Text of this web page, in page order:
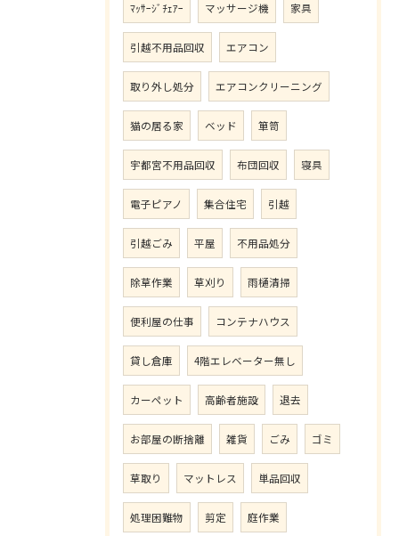
ﾏｯｻｰｼﾞﾁｪｱｰ マッサージ機 家具
引越不用品回収 エアコン
取り外し処分 エアコンクリーニング
猫の居る家 ベッド 箪笥
宇都宮不用品回収 布団回収 寝具
電子ピアノ 集合住宅 引越
引越ごみ 平屋 不用品処分
除草作業 草刈り 雨樋清掃
便利屋の仕事 コンテナハウス
貸し倉庫 4階エレベーター無し
カーペット 高齢者施設 退去
お部屋の断捨離 雑貨 ごみ ゴミ
草取り マットレス 単品回収
処理困難物 剪定 庭作業